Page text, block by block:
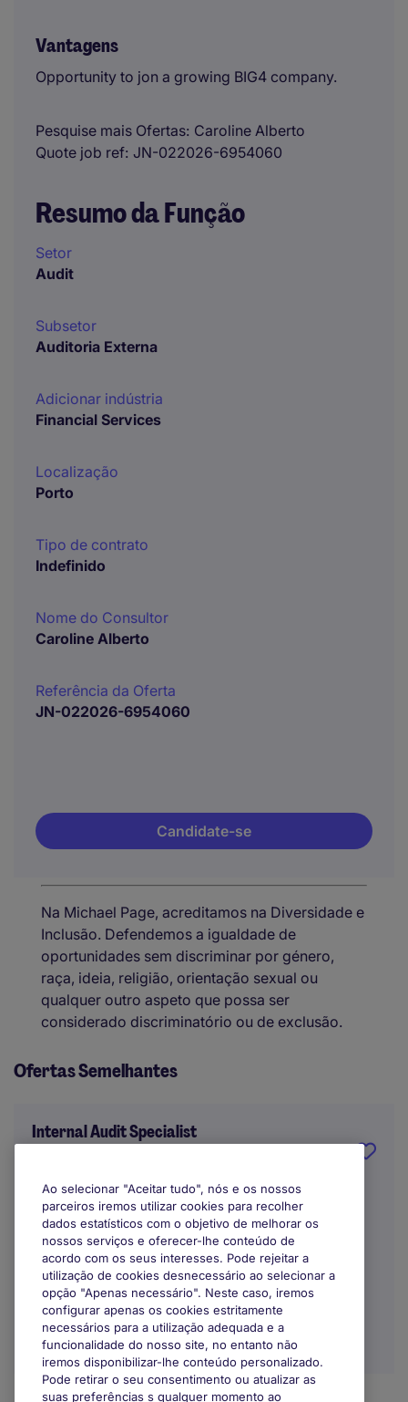
Vantagens
Opportunity to jon a growing BIG4 company.
Pesquise mais Ofertas Caroline Alberto
Quote job ref JN-022026-6954060
Resumo da Função
Setor
Audit
Subsetor
Auditoria Externa
Adicionar indústria
Financial Services
Localização
Porto
Tipo de contrato
Indefinido
Nome do Consultor
Caroline Alberto
Referência da Oferta
JN-022026-6954060
Candidate-se
Na Michael Page, acreditamos na Diversidade e
Inclusão. Defendemos a igualdade de
oportunidades sem discriminar por género,
raça, ideia, religião, orientação sexual ou
qualquer outro aspeto que possa ser
considerado discriminatório ou de exclusão.
Ofertas Semelhantes
Internal Audit Specialist
Porto
Indefinido
Trabalho Remoto / Híbrido
Ao selecionar "Aceitar tudo", nós e os nossos
parceiros iremos utilizar cookies para recolher
dados estatísticos com o objetivo de melhorar os
nossos serviços e oferecer-lhe conteúdo de
acordo com os seus interesses. Pode rejeitar a
utilização de cookies desnecessário ao selecionar a
opção "Apenas necessário". Neste caso, iremos
configurar apenas os cookies estritamente
necessários para a utilização adequada e a
funcionalidade do nosso site, no entanto não
iremos disponibilizar-lhe conteúdo personalizado.
Pode retirar o seu consentimento ou atualizar as
suas preferências s qualquer momento ao